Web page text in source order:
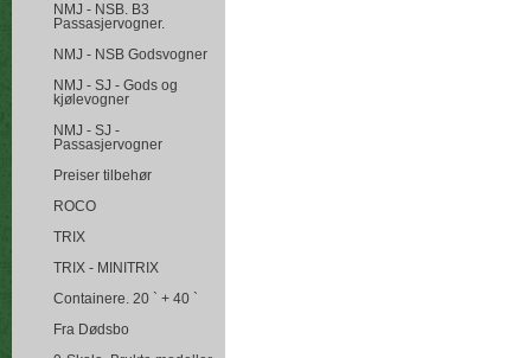
NMJ - NSB. B3
Passasjervogner.
NMJ - NSB Godsvogner
NMJ - SJ - Gods og
kjølevogner
NMJ - SJ -
Passasjervogner
Preiser tilbehør
ROCO
TRIX
TRIX - MINITRIX
Containere. 20 ` + 40 `
Fra Dødsbo